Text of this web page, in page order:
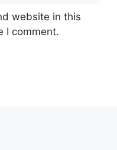
website in this
I comment.